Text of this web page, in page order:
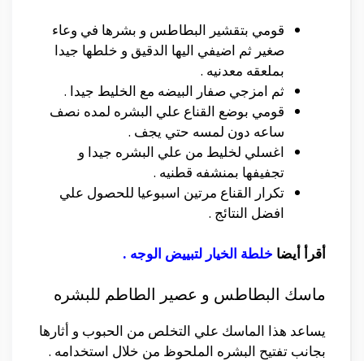
قومي بتقشير البطاطس و بشرها في وعاء
صغير ثم اضيفي اليها الدقيق و خلطها جيدا
بملعقه معدنيه .
ثم امزجي صفار البيضه مع الخليط جيدا .
قومي بوضع القناع علي البشره لمده نصف
ساعه دون لمسه حتي يجف .
اغسلي لخليط من علي البشره جيدا و
تجفيفها بمنشفه قطنيه .
تكرار القناع مرتين اسبوعيا للحصول علي
افضل النتائج .
أقرأ أيضا خلطة الخيار لتبييض الوجه .
ماسك البطاطس و عصير الطاطم للبشره
يساعد هذا الماسك علي التخلص من الحبوب و أثارها
بجانب تفتيح البشره الملحوظ من خلال استخدامه .